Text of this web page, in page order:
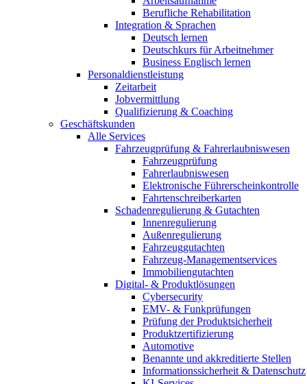
Berufliche Rehabilitation
Integration & Sprachen
Deutsch lernen
Deutschkurs für Arbeitnehmer
Business Englisch lernen
Personaldienstleistung
Zeitarbeit
Jobvermittlung
Qualifizierung & Coaching
Geschäftskunden
Alle Services
Fahrzeugprüfung & Fahrerlaubniswesen
Fahrzeugprüfung
Fahrerlaubniswesen
Elektronische Führerscheinkontrolle
Fahrtenschreiberkarten
Schadenregulierung & Gutachten
Innenregulierung
Außenregulierung
Fahrzeuggutachten
Fahrzeug-Managementservices
Immobiliengutachten
Digital- & Produktlösungen
Cybersecurity
EMV- & Funkprüfungen
Prüfung der Produktsicherheit
Produktzertifizierung
Automotive
Benannte und akkreditierte Stellen
Informationssicherheit & Datenschutz